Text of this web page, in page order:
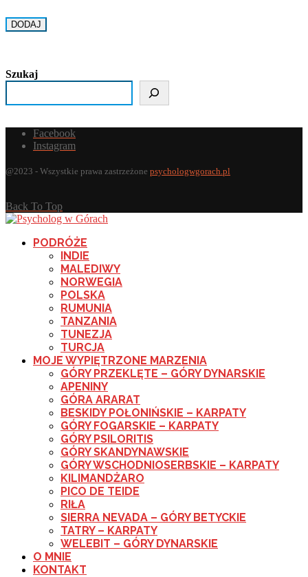
Szukaj
Facebook
Instagram
@2023 - Wszystkie prawa zastrzeżone psychologwgorach.pl
Back To Top
PODRÓŻE
INDIE
MALEDIWY
NORWEGIA
POLSKA
RUMUNIA
TANZANIA
TUNEZJA
TURCJA
MOJE WYPIĘTRZONE MARZENIA
GÓRY PRZEKLĘTE – GÓRY DYNARSKIE
APENINY
GÓRA ARARAT
BESKIDY POŁONIŃSKIE – KARPATY
GÓRY FOGARSKIE – KARPATY
GÓRY PSILORITIS
GÓRY SKANDYNAWSKIE
GÓRY WSCHODNIOSERBSKIE – KARPATY
KILIMANDŻARO
PICO DE TEIDE
RIŁA
SIERRA NEVADA – GÓRY BETYCKIE
TATRY – KARPATY
WELEBIT – GÓRY DYNARSKIE
O MNIE
KONTAKT